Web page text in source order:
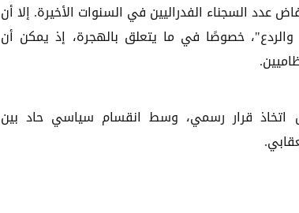
السجناء الفدراليين في السنوات الأخيرة. إلا أن
خصوصًا في ما يتعلق بالهجرة، إذ يمكن أن
اتخاذ قرار رسمي، وسط انقسام سياسي حاد بين